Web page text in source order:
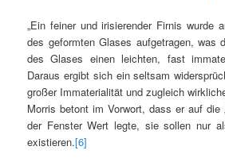
„Ein feiner und irisierender Firnis wurde
des geformten Glases aufgetragen, was
des Glases einen leichten, fast
Daraus ergibt sich ein seltsam
großer Immaterialität und zugleich
Morris betont im Vorwort, dass er auf die
der Fenster Wert legte, sie sollen nur
existieren.[6]